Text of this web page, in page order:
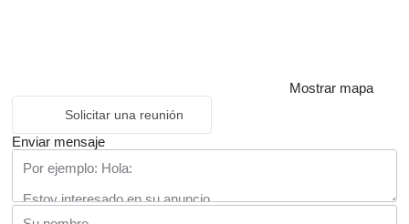
Mostrar mapa
Solicitar una reunión
Enviar mensaje